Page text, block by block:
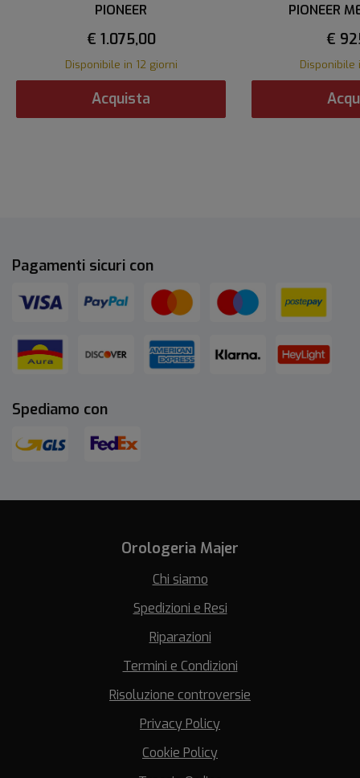
PIONEER
€ 1.075,00
Disponibile in 12 giorni
Acquista
PIONEER
€
Disponibile
Pagamenti sicuri con
Spediamo con
Orologeria Majer
Chi siamo
Spedizioni e Resi
Riparazioni
Termini e Condizioni
Risoluzione controversie
Privacy Policy
Cookie Policy